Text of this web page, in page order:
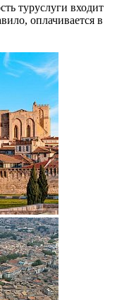
туруслуги входит
оплачивается в